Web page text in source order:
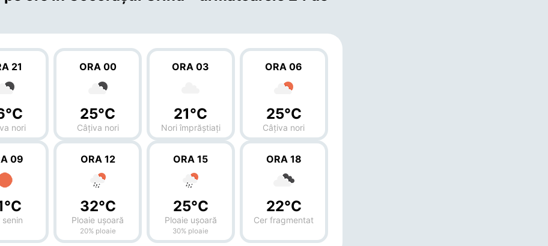
21
nori
ORA 00
25°C
Câțiva nori
ORA 03
21°C
Nori împrăștiați
ORA 06
25°C
Câțiva nori
09
senin
ORA 12
32°C
Ploaie ușoară
20% ploaie
ORA 15
25°C
Ploaie ușoară
30% ploaie
ORA 18
22°C
Cer fragmentat